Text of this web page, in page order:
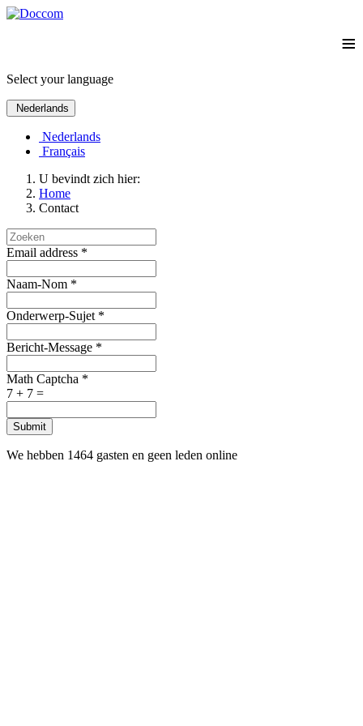
≡
Select your language
Nederlands
Nederlands
Français
U bevindt zich hier:
Home
Contact
Email address *
Naam-Nom *
Onderwerp-Sujet *
Bericht-Message *
Math Captcha *
7 + 7 =
Submit
We hebben 1464 gasten en geen leden online